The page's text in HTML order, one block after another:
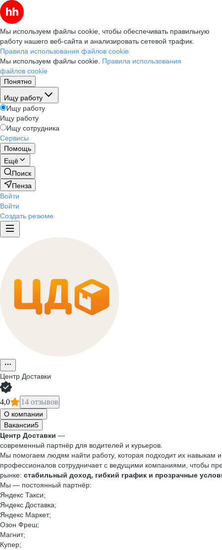
Мы используем файлы cookie, чтобы обеспечивать правильную
работу нашего веб-сайта и анализировать сетевой трафик.
Правила использования файлов cookie
Мы используем файлы cookie. Правила использования
файлов cookie
Понятно
Ищу работу
Ищу работу
Ищу работу
Ищу сотрудника
Сервисы
Помощь
Ещё
Поиск
Пенза
Войти
Войти
Создать резюме
Центр Доставки
4,0 14 отзывов
О компании
Вакансии5
Центр Доставки —
современный партнёр для водителей и курьеров.
Мы помогаем людям найти работу, которая подходит их
профессионалов сотрудничает с ведущими компаниями, чтобы
рынке: стабильный доход, гибкий график и прозрачные
Мы — постоянный партнёр:
Яндекс Такси;
Яндекс Доставка;
Яндекс Маркет;
Озон Фреш;
Магнит;
Купер;